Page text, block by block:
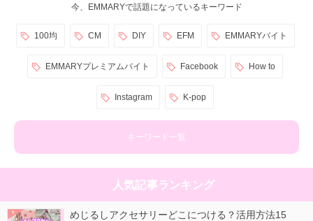
今、EMMARYで話題になっているキーワード
100均 CM DIY EFM EMMARYバイト
EMMARYプレミアムバイト Facebook How to
Instagram K-pop
キーワード一覧
人気記事ランキング
めじるしアクセサリーどこにつける？活用方法15